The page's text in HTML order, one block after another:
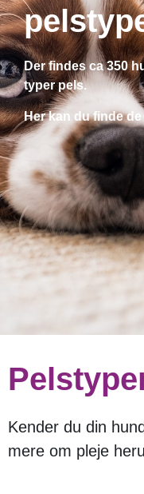
Der findes ca 350
typer pels.
Her kan du finde
Kender du din
mere om pleje